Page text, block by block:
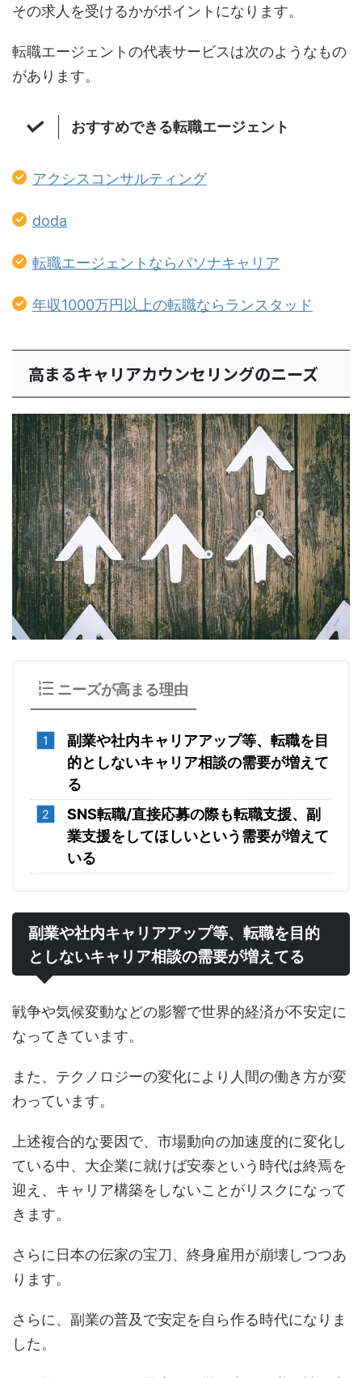
その求人を受けるかがポイントになります。
転職エージェントの代表サービスは次のようなもの
があります。
おすすめできる転職エージェント
アクシスコンサルティング
doda
転職エージェントならパソナキャリア
年収1000万円以上の転職ならランスタッド
高まるキャリアカウンセリングのニーズ
ニーズが高まる理由
副業や社内キャリアアップ等、転職を目
的としないキャリア相談の需要が増えて
る
SNS転職/直接応募の際も転職支援、副
業支援をしてほしいという需要が増えて
いる
副業や社内キャリアアップ等、転職を目的
としないキャリア相談の需要が増えてる
戦争や気候変動などの影響で世界的経済が不安定に
なってきています。
また、テクノロジーの変化により人間の働き方が変
わっています。
上述複合的な要因で、市場動向の加速度的に変化し
ている中、大企業に就けば安泰という時代は終焉を
迎え、キャリア構築をしないことがリスクになって
きます。
さらに日本の伝家の宝刀、終身雇用が崩壊しつつあ
ります。
さらに、副業の普及で安定を自ら作る時代になりま
した。